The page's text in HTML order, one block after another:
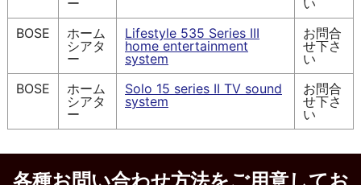
BOSE
ホーム
シアタ
ー
Lifestyle 535 Series III
home entertainment
system
お問合
せ下さ
い
BOSE
ホーム
シアタ
ー
Solo 15 series II TV sound
system
お問合
せ下さ
い